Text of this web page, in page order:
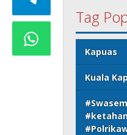
Tag
Kapuas
Kuala